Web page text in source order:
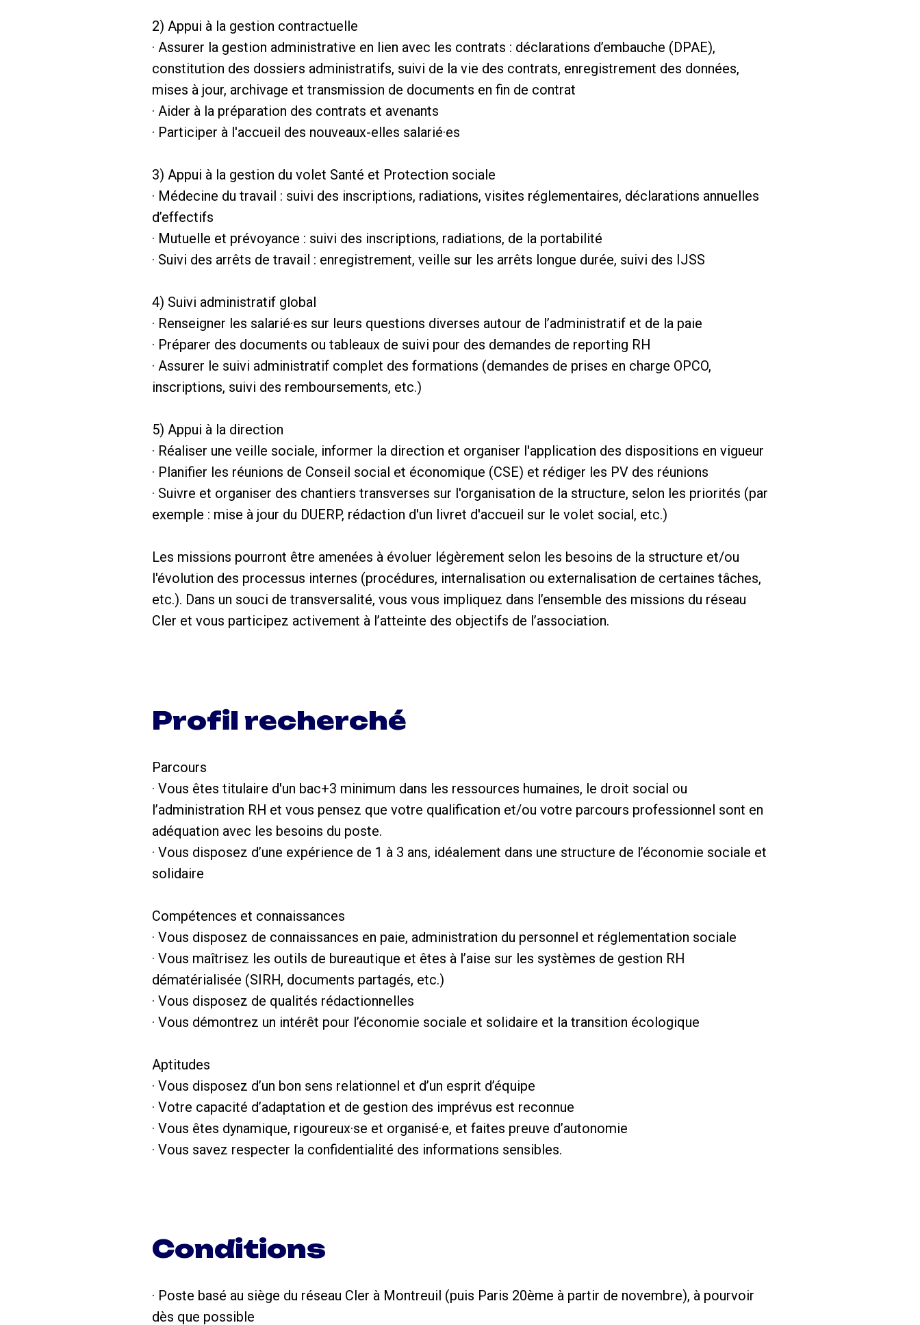
2) Appui à la gestion contractuelle
· Assurer la gestion administrative en lien avec les contrats : déclarations d’embauche (DPAE),
constitution des dossiers administratifs, suivi de la vie des contrats, enregistrement des données,
mises à jour, archivage et transmission de documents en fin de contrat
· Aider à la préparation des contrats et avenants
· Participer à l'accueil des nouveaux-elles salarié·es
3) Appui à la gestion du volet Santé et Protection sociale
· Médecine du travail : suivi des inscriptions, radiations, visites réglementaires, déclarations annuelles
d’effectifs
· Mutuelle et prévoyance : suivi des inscriptions, radiations, de la portabilité
· Suivi des arrêts de travail : enregistrement, veille sur les arrêts longue durée, suivi des IJSS
4) Suivi administratif global
· Renseigner les salarié·es sur leurs questions diverses autour de l’administratif et de la paie
· Préparer des documents ou tableaux de suivi pour des demandes de reporting RH
· Assurer le suivi administratif complet des formations (demandes de prises en charge OPCO,
inscriptions, suivi des remboursements, etc.)
5) Appui à la direction
· Réaliser une veille sociale, informer la direction et organiser l'application des dispositions en vigueur
· Planifier les réunions de Conseil social et économique (CSE) et rédiger les PV des réunions
· Suivre et organiser des chantiers transverses sur l'organisation de la structure, selon les priorités (par
exemple : mise à jour du DUERP, rédaction d'un livret d'accueil sur le volet social, etc.)
Les missions pourront être amenées à évoluer légèrement selon les besoins de la structure et/ou
l'évolution des processus internes (procédures, internalisation ou externalisation de certaines tâches,
etc.). Dans un souci de transversalité, vous vous impliquez dans l’ensemble des missions du réseau
Cler et vous participez activement à l’atteinte des objectifs de l’association.
Profil recherché
Parcours
· Vous êtes titulaire d'un bac+3 minimum dans les ressources humaines, le droit social ou
l’administration RH et vous pensez que votre qualification et/ou votre parcours professionnel sont en
adéquation avec les besoins du poste.
· Vous disposez d’une expérience de 1 à 3 ans, idéalement dans une structure de l’économie sociale et
solidaire
Compétences et connaissances
· Vous disposez de connaissances en paie, administration du personnel et réglementation sociale
· Vous maîtrisez les outils de bureautique et êtes à l’aise sur les systèmes de gestion RH
dématérialisée (SIRH, documents partagés, etc.)
· Vous disposez de qualités rédactionnelles
· Vous démontrez un intérêt pour l’économie sociale et solidaire et la transition écologique
Aptitudes
· Vous disposez d’un bon sens relationnel et d’un esprit d’équipe
· Votre capacité d’adaptation et de gestion des imprévus est reconnue
· Vous êtes dynamique, rigoureux·se et organisé·e, et faites preuve d’autonomie
· Vous savez respecter la confidentialité des informations sensibles.
Conditions
· Poste basé au siège du réseau Cler à Montreuil (puis Paris 20ème à partir de novembre), à pourvoir
dès que possible